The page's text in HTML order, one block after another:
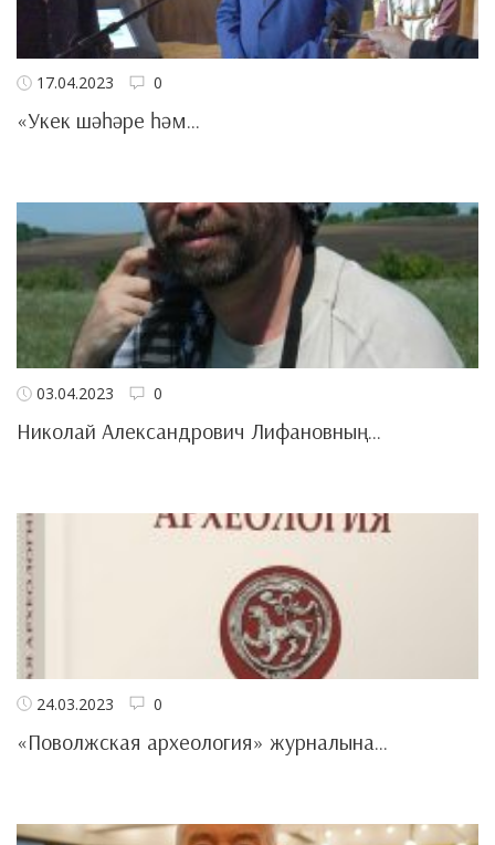
17.04.2023 0
«Укек шәһәре һәм...
03.04.2023 0
Николай Александрович Лифановның...
24.03.2023 0
«Поволжская археология» журналына...